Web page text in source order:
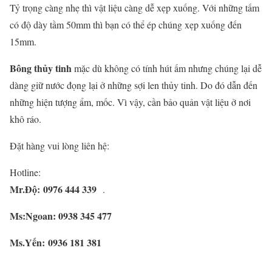
Tỷ trọng càng nhẹ thì vật liệu càng dễ xẹp xuống. Với những tấm
có độ dày tầm 50mm thì bạn có thể ép chúng xẹp xuống đến
15mm.
Bông thủy tinhmặc dù không có tính hút ấm nhưng chúng lại dễ
dàng giữ nước đọng lại ở những sợi len thủy tinh. Do đó dẫn đến
những hiện tượng ẩm, mốc. Vì vậy, cần bảo quản vật liệu ở nơi
khô ráo.
Đặt hàng vui lòng liên hệ:
Hotline:
Mr.Độ: 0976 444 339 .
Ms:Ngoan: 0938 345 477
Ms.Yến: 0936 181 381